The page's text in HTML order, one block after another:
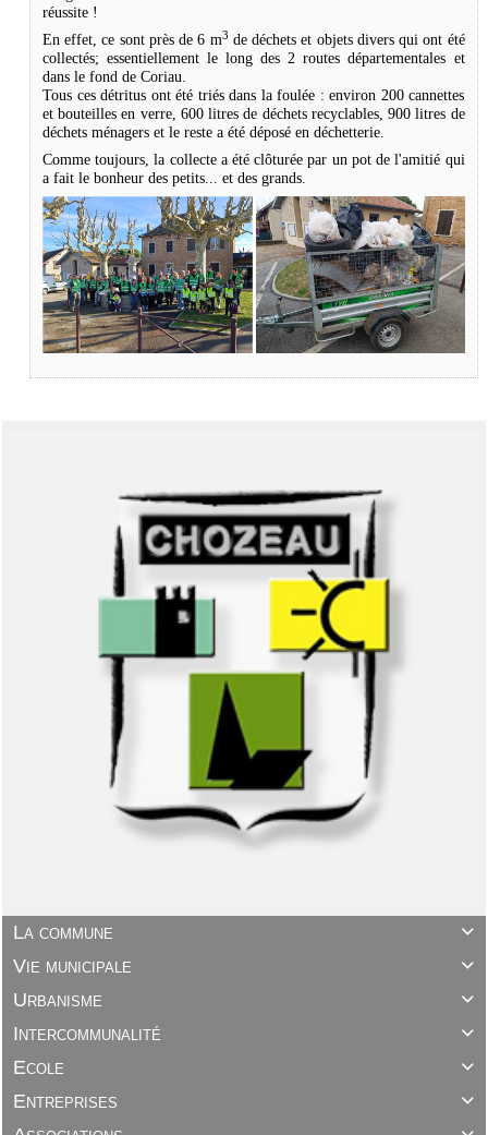

La commune

Vie municipale

Urbanisme

Intercommunalité

Ecole

Entreprises
réussite !
En effet,ce sont près de 6 m3 de déchets et objets divers qui ont été
collectés; essentiellement le long des 2 routes départementales et
dans le fond de Coriau.
Tous ces détritus ont été triés dans la foulée : environ 200 cannettes
et bouteilles en verre, 600 litres de déchets recyclables, 900 litres de
déchets ménagers et le reste a été déposé en déchetterie.
Comme toujours, la collecte a été clôturée par un pot de l'amitié qui
a fait le bonheur des petits... et des grands.